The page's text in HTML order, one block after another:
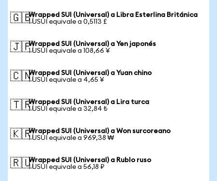
🇬🇧Wrapped SUI (Universal) a Libra Esterlina Británica
1 USUI equivale a 0,5113 £
🇯🇵Wrapped SUI (Universal) a Yen japonés
1 USUI equivale a 108,66 ¥
🇨🇳Wrapped SUI (Universal) a Yuan chino
1 USUI equivale a 4,65 ¥
🇹🇷Wrapped SUI (Universal) a Lira turca
1 USUI equivale a 32,84 ₺
🇰🇷Wrapped SUI (Universal) a Won surcoreano
1 USUI equivale a 969,38 ₩
🇷🇺Wrapped SUI (Universal) a Rublo ruso
1 USUI equivale a 56,18 ₽